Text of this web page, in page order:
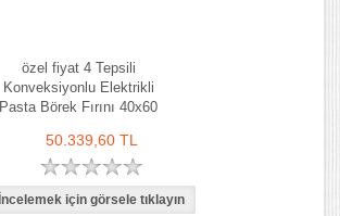
özel fiyat 4 Tepsili
Konveksiyonlu Elektrikli
Pasta Börek Fırını 40x60
50.339,60 TL